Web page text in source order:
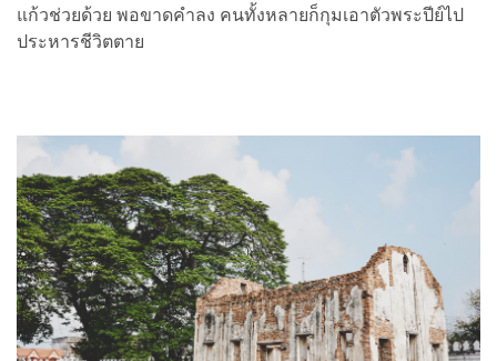
แก้วช่วยด้วย พอขาดคำลง คนทั้งหลายก็กุมเอาตัวพระปีย์ไป
ประหารชีวิตตาย